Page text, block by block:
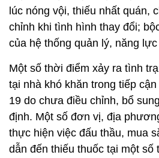
lúc nóng vội, thiếu nhất quán,
chỉnh khi tình hình thay đổi;
của hệ thống quản lý, năng
Một số thời điểm xảy ra tình
tại nhà khó khăn trong tiếp
19 do chưa điều chỉnh, bổ
định. Một số đơn vị, địa
thực hiện việc đấu thầu, mua
dẫn đến thiếu thuốc tại một